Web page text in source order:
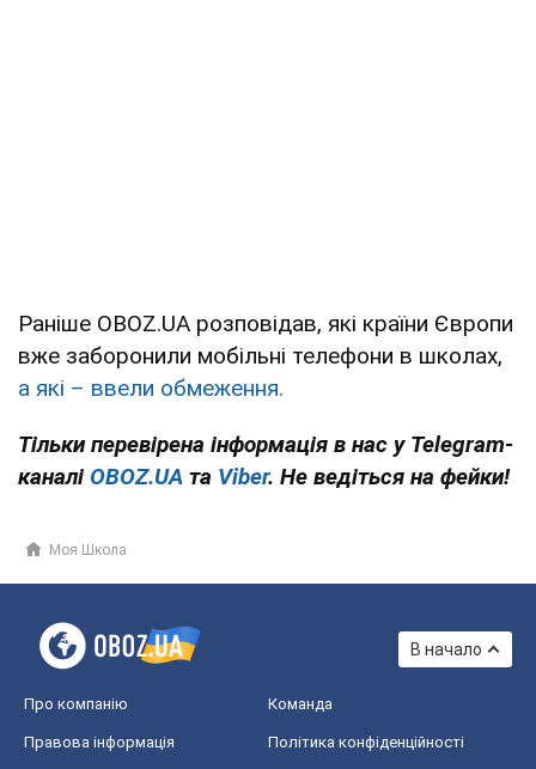
Раніше OBOZ.UA розповідав, які країни Європи
вже заборонили мобільні телефони в школах,
а які – ввели обмеження.
Тільки перевірена інформація в нас у Telegram-
каналі OBOZ.UA та Viber. Не ведіться на фейки!
Моя Школа
В начало
Про компанію Команда
Правова інформація Політика конфіденційності